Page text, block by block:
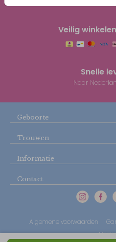
Veilig
Snelle
Naar
Geboorte
Trouwen
Informatie
Contact
Algemene voorwaarden